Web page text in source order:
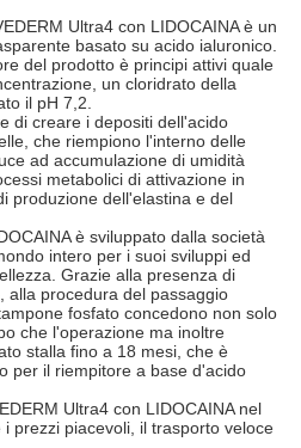
Ultra4 con LIDOCAINA è un
basato su acido ialuronico.
del prodotto è principi attivi quale
un cloridrato della
il pH 7,2.
di creare i depositi dell'acido
che riempiono l'interno delle
ad accumulazione di umidità
metabolici di attivazione in
produzione dell'elastina e del
è sviluppato dalla società
intero per i suoi sviluppi ed
Grazie alla presenza di
alla procedura del passaggio
fosfato concedono non solo
che l'operazione ma inoltre
stalla fino a 18 mesi, che è
per il riempitore a base d'acido
Ultra4 con LIDOCAINA nel
prezzi piacevoli, il trasporto veloce